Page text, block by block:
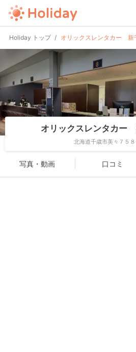
Holiday トップ オリックスレンタカー 新
オリックスレンタカー
北海道千歳市美々７５８
写真・動画 口コミ